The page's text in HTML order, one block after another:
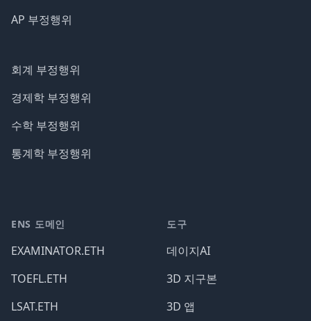
AP 부정행위
회계 부정행위
경제학 부정행위
수학 부정행위
통계학 부정행위
ENS 도메인
EXAMINATOR.ETH
TOEFL.ETH
LSAT.ETH
도구
데이지AI
3D 지구본
3D 앱